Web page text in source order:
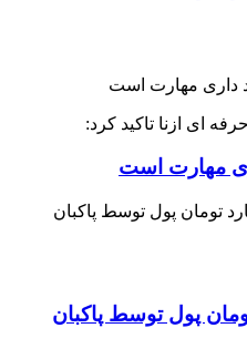
ای ازنا تاکید کرد:
مهارت است
پول توسط پاکبان